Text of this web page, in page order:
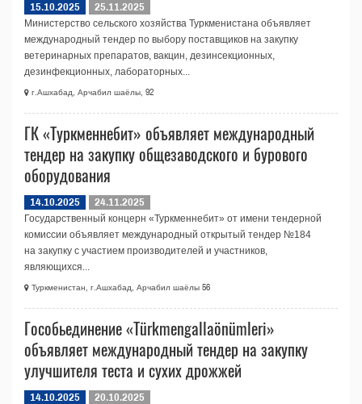
15.10.2025
25.11.2025
Министерство сельского хозяйства Туркменистана объявляет
международный тендер по выбору поставщиков на закупку
ветеринарных препаратов, вакцин, дезинсекционных,
дезинфекционных, лабораторных...
г.Ашхабад, Арчабил шаёлы, 92
ГК «Туркменнебит» объявляет международный
тендер на закупку общезаводского и бурового
оборудования
14.10.2025
24.11.2025
Государственный концерн «Туркменнебит» от имени тендерной
комиссии объявляет международный открытый тендер №184
на закупку с участием производителей и участников,
являющихся...
Туркменистан, г.Ашхабад, Арчабил шаёлы 56
Гособьединение «Türkmengallaönümleri»
объявляет международный тендер на закупку
улучшителя теста и сухих дрожжей
14.10.2025
20.10.2025